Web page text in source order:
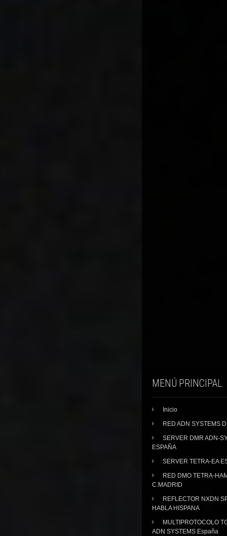
MENÚ PRINCIPAL
Inicio
RED ADN SYSTEMS
SERVER DMR ADN-
ESPAÑA
SERVER TETRA-EA
RED DMO TETRA-
C.MADRID
REFLECTOR NXDN
HABLA HISPANA
MULTIPROTOCOLO
ADN SYSTEMS España